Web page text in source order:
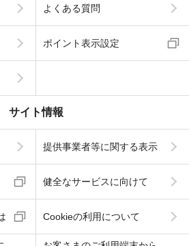
よくある質問
ポイント表示設定
サイト情報
提供事業者等に関する表示
健全なサービスに向けて
Cookieの利用について